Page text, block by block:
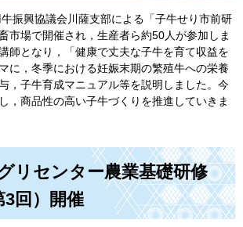
振興協議会川薩支部による「子牛せり市前研
市場で開催され，生産者ら約50人が参加しま
師となり，「健康で丈夫な子牛を育て収益を
に，冬季における妊娠末期の繁殖牛への栄養
，子牛育成マニュアル等を説明しました。今
，商品性の高い子牛づくりを推進していきま
リセンター農業基礎研修
3回）開催